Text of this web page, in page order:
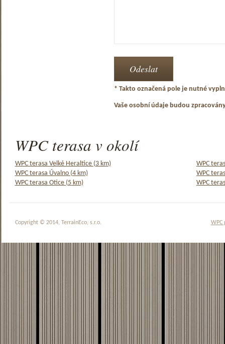
* Takto označená pole je nutné
Vaše osobní údaje budou
WPC terasa v okolí
WPC terasa Velké Heraltice (3 km)
WPC
WPC terasa Úvalno (4 km)
WPC
WPC terasa Otice (5 km)
WPC
WPC
Copyright © 2014, TerrainEco, s.r.o.